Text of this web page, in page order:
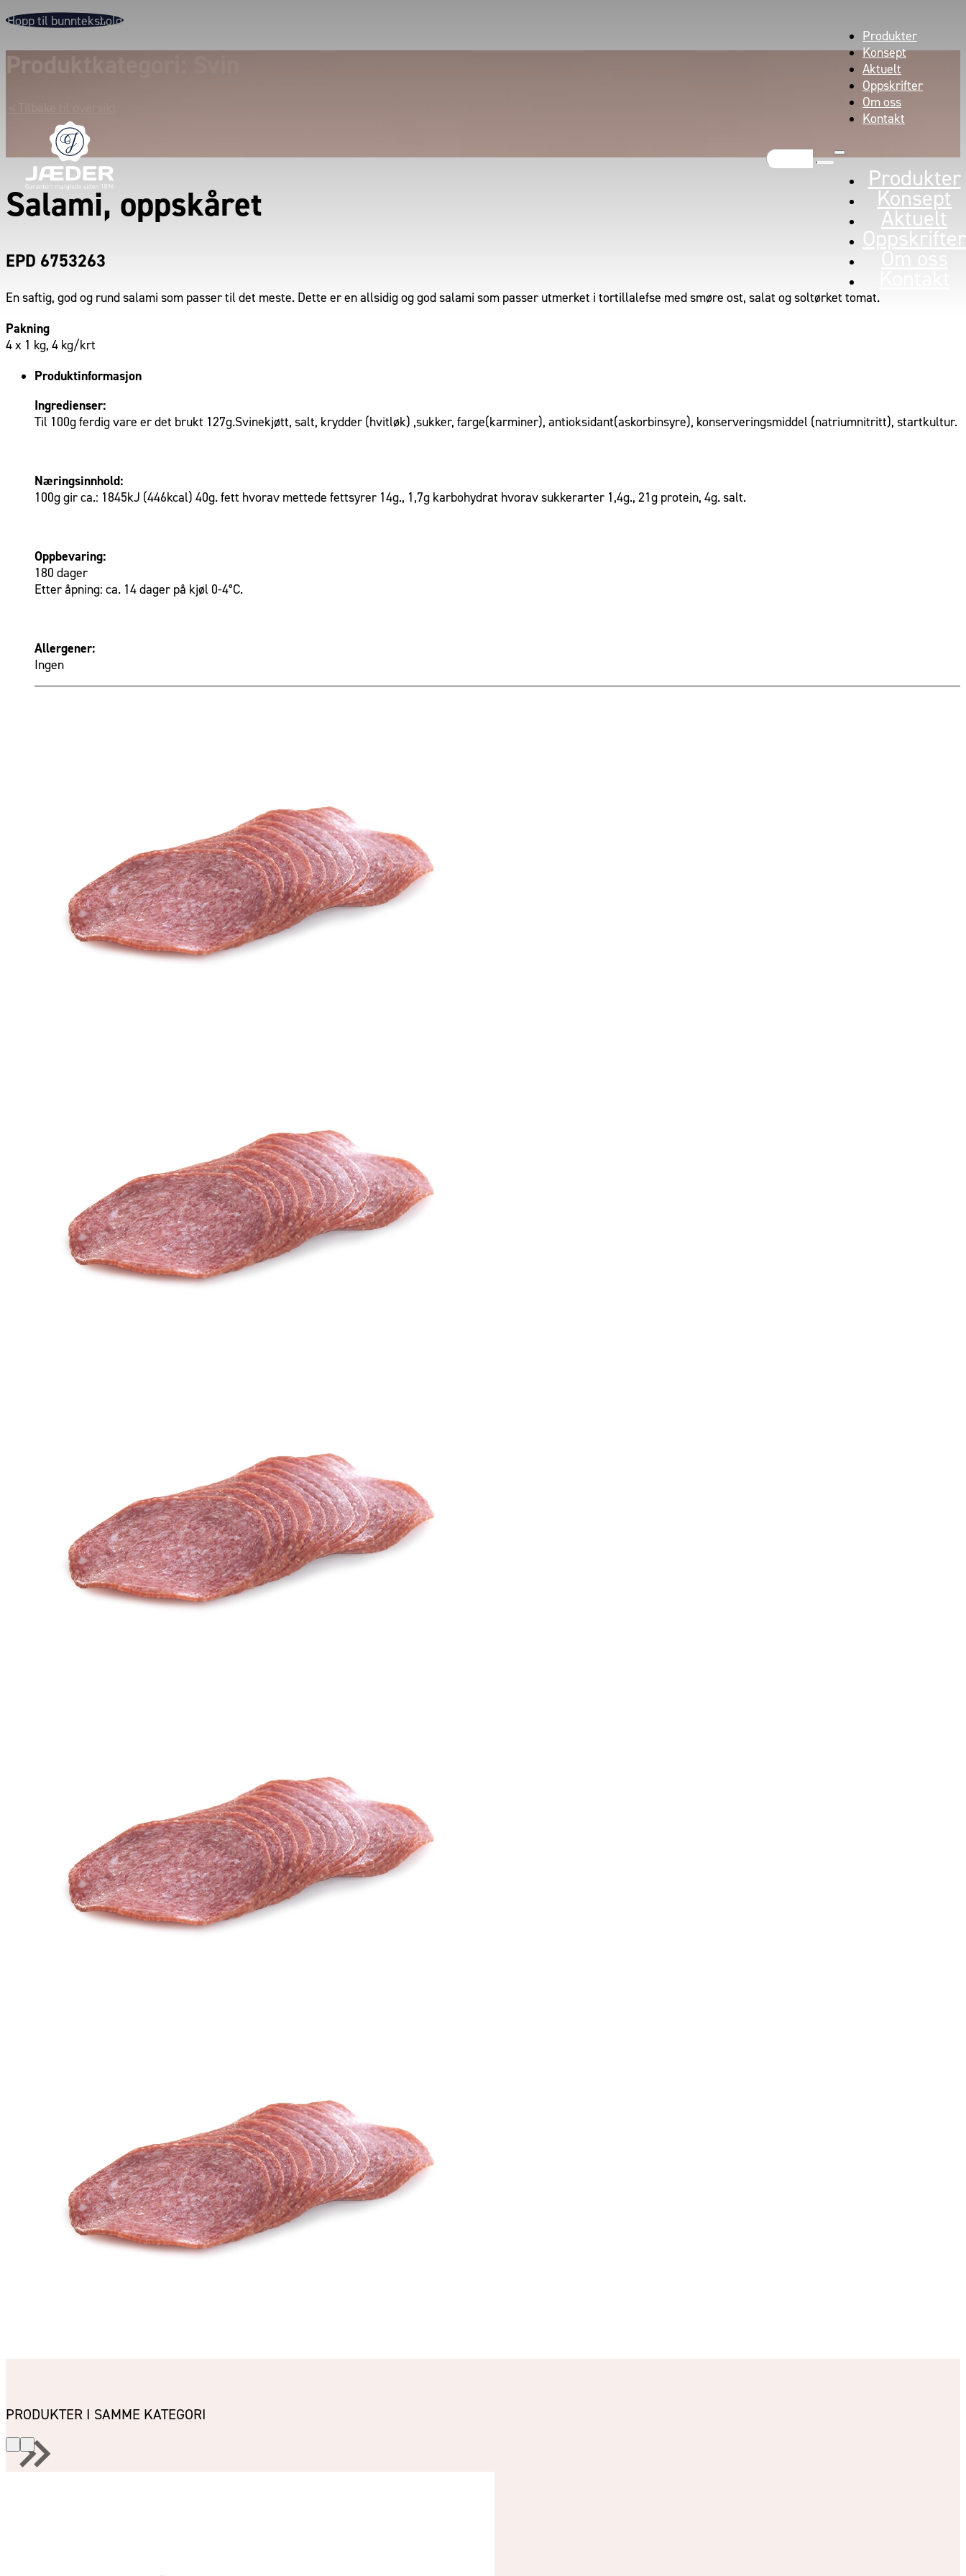
Hopp til hovedinnhold
Hopp til bunntekst
Søk
Produkter
Konsept
Aktuelt
Oppskrifter
Om oss
Kontakt
Produkter
Konsept
Aktuelt
Oppskrifter
Produktkategori: Svin
Salami, oppskåret
EPD 6753263
En saftig, god og rund salami som passer til det meste. Dette er en allsidig og god salami som passer utmerket i tortillalefse med smøre ost, salat og soltørket tomat.
Pakning
4 x 1 kg, 4 kg/krt
Produktinformasjon
Ingredienser:
Til 100g ferdig vare er det brukt 127g.Svinekjøtt, salt, krydder (hvitløk) ,sukker, farge(karminer), antioksidant(askorbinsyre), konserveringsmiddel (natriumnitritt), startkultur.
Næringsinnhold:
100g gir ca.: 1845kJ (446kcal) 40g. fett hvorav mettede fettsyrer 14g., 1,7g karbohydrat hvorav sukkerarter 1,4g., 21g protein, 4g. salt.
Oppbevaring:
180 dager
Etter åpning: ca. 14 dager på kjøl 0-4°C.
Allergener:
Ingen
PRODUKTER I SAMME KATEGORI